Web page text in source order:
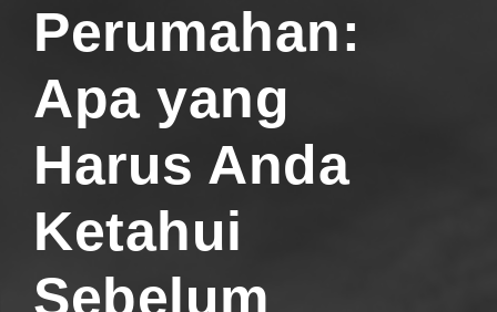
Perumahan:
Apa yang
Harus Anda
Ketahui
Sebelum